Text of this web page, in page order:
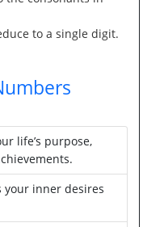
to a single digit.
life’s purpose,
your inner desires